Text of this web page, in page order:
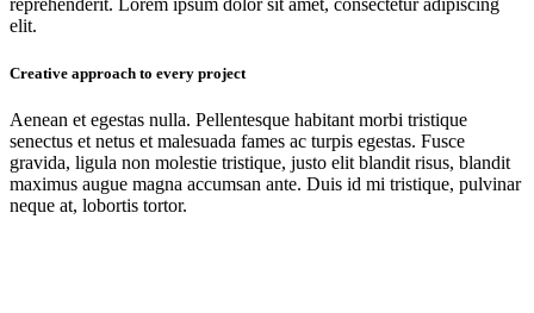
reprehenderit. Lorem ipsum dolor sit amet, consectetur adipiscing
elit.
Creative approach to every project
Aenean et egestas nulla. Pellentesque habitant morbi tristique
senectus et netus et malesuada fames ac turpis egestas. Fusce
gravida, ligula non molestie tristique, justo elit blandit risus, blandit
maximus augue magna accumsan ante. Duis id mi tristique, pulvinar
neque at, lobortis tortor.